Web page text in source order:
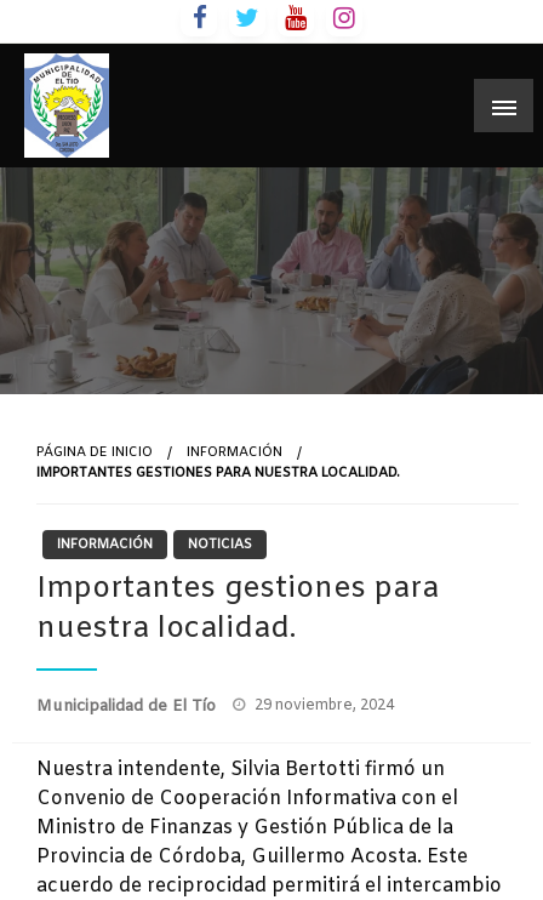
to
content
PÁGINA DE INICIO
INFORMACIÓN
IMPORTANTES GESTIONES PARA NUESTRA LOCALIDAD.
INFORMACIÓN NOTICIAS
Importantes gestiones para
nuestra localidad.
Municipalidad de El Tío
Publicado
29 noviembre, 2024
Nuestra intendente, Silvia Bertotti firmó un
Convenio de Cooperación Informativa con el
Ministro de Finanzas y Gestión Pública de la
Provincia de Córdoba, Guillermo Acosta. Este
acuerdo de reciprocidad permitirá el intercambio